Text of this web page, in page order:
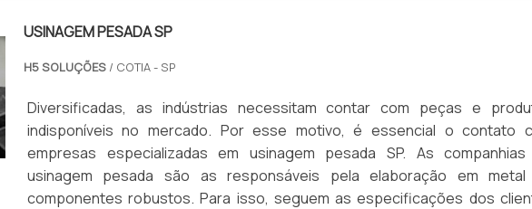
USINAGEM PESADA SP
H5 SOLUÇÕES / COTIA - SP
Diversificadas, as indústrias necessitam contar com peças e
indisponíveis no mercado. Por esse motivo, é essencial o contato
empresas especializadas em usinagem pesada SP. As
usinagem pesada são as responsáveis pela elaboração em
componentes robustos. Para isso, seguem as especificações dos